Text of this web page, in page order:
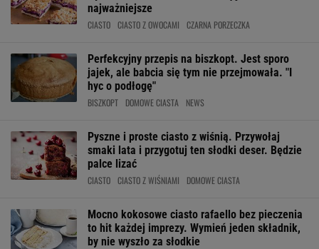
najważniejsze
CIASTO CIASTO Z OWOCAMI CZARNA PORZECZKA
Perfekcyjny przepis na biszkopt. Jest sporo
jajek, ale babcia się tym nie przejmowała. "I
hyc o podłogę"
BISZKOPT DOMOWE CIASTA NEWS
Pyszne i proste ciasto z wiśnią. Przywołaj
smaki lata i przygotuj ten słodki deser. Będzie
palce lizać
CIASTO CIASTO Z WIŚNIAMI DOMOWE CIASTA
Mocno kokosowe ciasto rafaello bez pieczenia
to hit każdej imprezy. Wymień jeden składnik,
by nie wyszło za słodkie